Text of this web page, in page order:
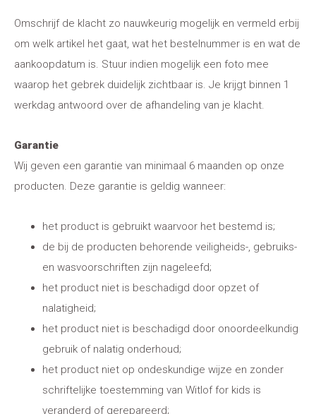
Omschrijf de klacht zo nauwkeurig mogelijk en vermeld erbij
om welk artikel het gaat, wat het bestelnummer is en wat de
aankoopdatum is. Stuur indien mogelijk een foto mee
waarop het gebrek duidelijk zichtbaar is. Je krijgt binnen 1
werkdag antwoord over de afhandeling van je klacht.
Garantie
Wij geven een garantie van minimaal 6 maanden op onze
producten. Deze garantie is geldig wanneer:
het product is gebruikt waarvoor het bestemd is;
de bij de producten behorende veiligheids-, gebruiks-
en wasvoorschriften zijn nageleefd;
het product niet is beschadigd door opzet of
nalatigheid;
het product niet is beschadigd door onoordeelkundig
gebruik of nalatig onderhoud;
het product niet op ondeskundige wijze en zonder
schriftelijke toestemming van Witlof for kids is
veranderd of gerepareerd;